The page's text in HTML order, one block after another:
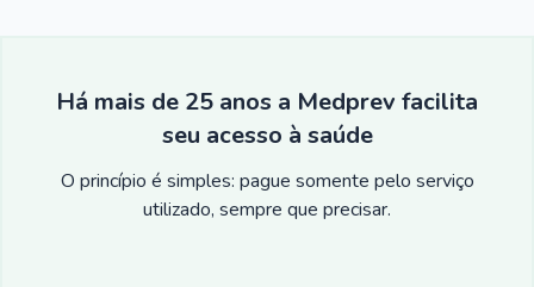
Há mais de 25 anos a Medprev facilita
seu acesso à saúde
O princípio é simples: pague somente pelo serviço
utilizado, sempre que precisar.